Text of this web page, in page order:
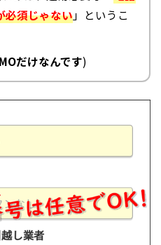
必須じゃない」というこ
だけなんです)